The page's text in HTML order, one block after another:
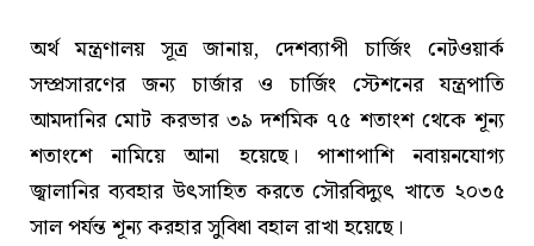
অর্থ মন্ত্রণালয় সূত্র জানায়, দেশব্যাপী চার্জিং নেটওয়ার্ক
সম্প্রসারণের জন্য চার্জার ও চার্জিং স্টেশনের যন্ত্রপাতি
আমদানির মোট করভার ৩৯ দশমিক ৭৫ শতাংশ থেকে শূন্য
শতাংশে নামিয়ে আনা হয়েছে। পাশাপাশি নবায়নযোগ্য
জ্বালানির ব্যবহার উৎসাহিত করতে সৌরবিদ্যুৎ খাতে ২০৩৫
সাল পর্যন্ত শূন্য করহার সুবিধা বহাল রাখা হয়েছে।